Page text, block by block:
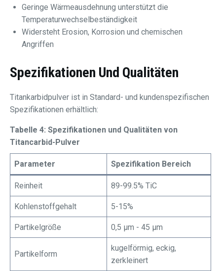
Geringe Wärmeausdehnung unterstützt die
Temperaturwechselbeständigkeit
Widersteht Erosion, Korrosion und chemischen
Angriffen
Spezifikationen Und Qualitäten
Titankarbidpulver ist in Standard- und kundenspezifischen
Spezifikationen erhältlich:
Tabelle 4: Spezifikationen und Qualitäten von
Titancarbid-Pulver
Parameter Spezifikation Bereich
Reinheit 89-99.5% TiC
Kohlenstoffgehalt 5-15%
Partikelgröße 0,5 μm - 45 μm
Partikelform
kugelförmig, eckig,
zerkleinert